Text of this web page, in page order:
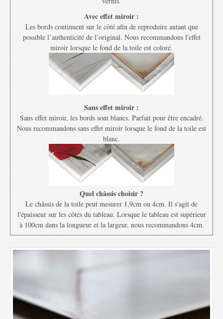
Avec effet miroir :
Les bords continuent sur le côté afin de reproduire autant que
possible l’authenticité de l’original. Nous recommandons l'effet
miroir lorsque le fond de la toile est coloré.
Sans effet miroir :
Sans effet miroir, les bords sont blancs. Parfait pour être encadré.
Nous recommandons sans effet miroir lorsque le fond de la toile est
blanc.
Quel châssis choisir ?
Le châssis de la toile peut mesurer 1,9cm ou 4cm. Il s'agit de
l'épaisseur sur les côtés du tableau. Lorsque le tableau est supérieur
à 100cm dans la longueur et la largeur, nous recommandons 4cm.